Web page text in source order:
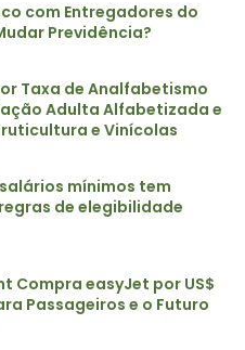
com Entregadores do
Previdência?
Taxa de Analfabetismo
Adulta Alfabetizada e
e Vinícolas
salários mínimos tem
de elegibilidade
Compra easyJet por US$
Passageiros e o Futuro